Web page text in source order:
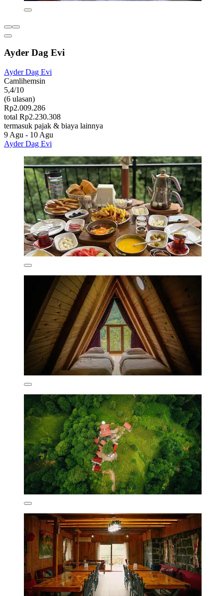
Ayder Dag Evi
Ayder Dag Evi
Camlihemsin
5,4/10
(6 ulasan)
Rp2.009.286
total Rp2.230.308
termasuk pajak & biaya lainnya
9 Agu - 10 Agu
Ayder Dag Evi